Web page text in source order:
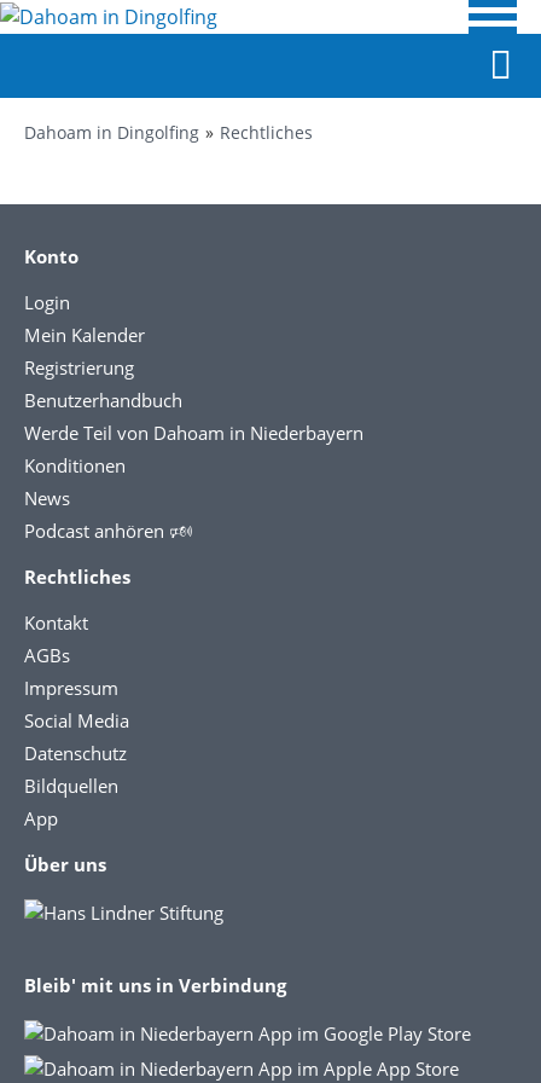
Dahoam in Dingolfing Rechtliches
Konto
Login
Mein Kalender
Registrierung
Benutzerhandbuch
Werde Teil von Dahoam in Niederbayern
Konditionen
News
Podcast anhören 🕬
Rechtliches
Kontakt
AGBs
Impressum
Social Media
Datenschutz
Bildquellen
App
Über uns
Bleib' mit uns in Verbindung